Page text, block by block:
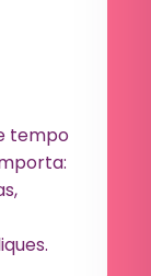
tempo